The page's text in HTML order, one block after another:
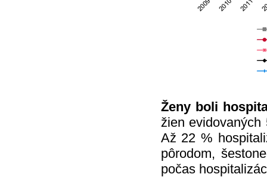
Ženy boli
žien
Až 22 %
pôrodom,
počas